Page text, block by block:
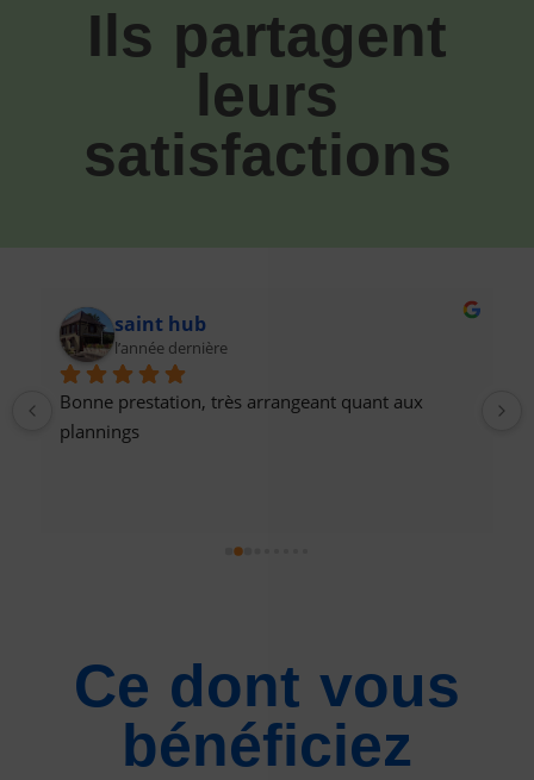
Ils partagent
leurs
satisfactions
saint hub
l’année dernière
Bonne prestation, très arrangeant quant aux
plannings
Ce dont vous
bénéficiez